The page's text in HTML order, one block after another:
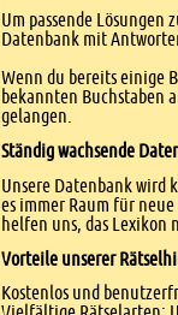
Um passende
Datenbank mit
Wenn du bereits einige
bekannten Buchstaben
gelangen.
Ständig wachsende
Unsere Datenbank
es immer Raum für
helfen uns, das Lexikon
Vorteile unserer
Kostenlos und